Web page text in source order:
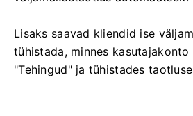
Lisaks saavad kliendid ise
tühistada, minnes kasutajakonto
"Tehingud" ja tühistades